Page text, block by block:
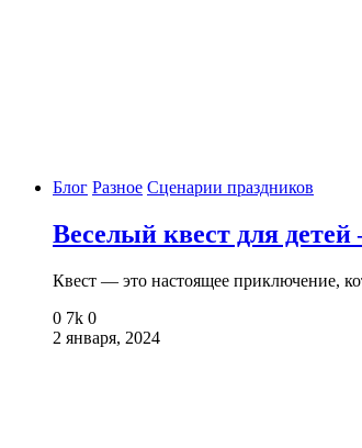
Блог Разное Сценарии праздников
Веселый квест для
Квест — это настоящее приключение,
0 7k 0
2 января, 2024